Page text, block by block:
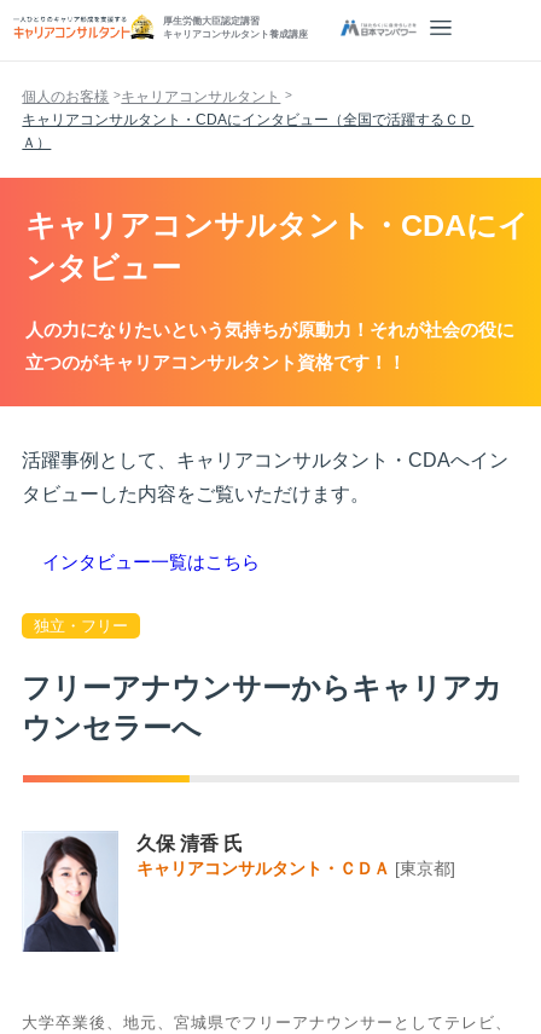
厚生労働大臣認定講習
キャリアコンサルタント養成講座
個人のお客様
キャリアコンサルタント
キャリアコンサルタント・CDAにインタビュー（全国で活躍するＣＤ
Ａ）
キャリアコンサルタント・CDAにイ
ンタビュー
人の力になりたいという気持ちが原動力！それが社会の役に
立つのがキャリアコンサルタント資格です！！
活躍事例として、キャリアコンサルタント・CDAへイン
タビューした内容をご覧いただけます。
インタビュー一覧はこちら
フリーアナウンサーからキャリアカ
ウンセラーへ
独立・フリー
久保 清香 氏
キャリアコンサルタント・ＣＤＡ [東京都]
大学卒業後、地元、宮城県でフリーアナウンサーとしてテレビ、